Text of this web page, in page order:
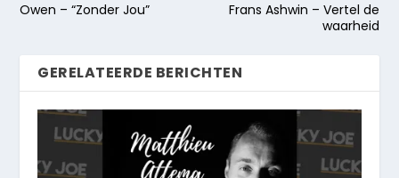
Owen – “Zonder Jou”
Frans Ashwin – Vertel de
waarheid
GERELATEERDE BERICHTEN